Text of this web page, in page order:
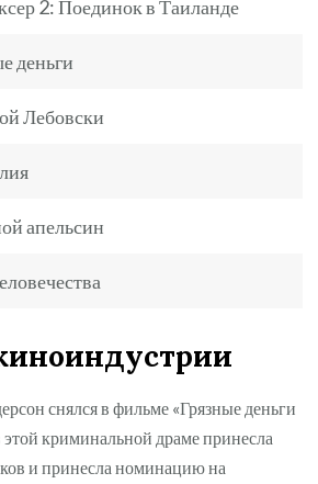
2: Поединок в Таиланде
деньги
Лебовски
апельсин
снялся в фильме «Грязные деньги
криминальной драме принесла
и принесла номинацию на